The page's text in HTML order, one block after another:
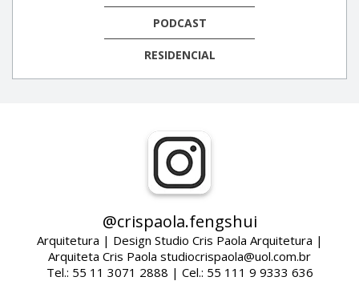
PODCAST
RESIDENCIAL
@crispaola.fengshui
Arquitetura | Design Studio Cris Paola Arquitetura |
Arquiteta Cris Paola studiocrispaola@uol.com.br
Tel.: 55 11 3071 2888 | Cel.: 55 111 9 9333 636